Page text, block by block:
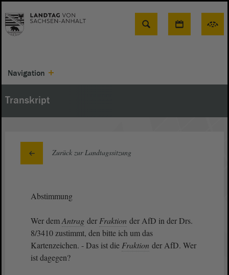
Suche
Navigation
Transkript
Zurück zur Landtagssitzung
Abstimmung
Wer demAntrag der Fraktion der AfD in der Drs.
8/3410 zustimmt, den bitte ich um das
Kartenzeichen. - Das ist die Fraktion der AfD. Wer
ist dagegen?